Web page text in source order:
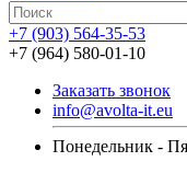
+7 (903) 564-35-53
+7 (964) 580-01-10
Заказать звонок
info@avolta-it.eu
Понедельник -